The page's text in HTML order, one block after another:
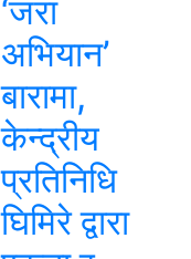
‘जरा
अभियान’
बारामा,
केन्द्रीय
प्रतिनिधि
घिमिरे द्वारा